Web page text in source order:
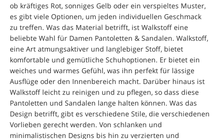
ob kräftiges Rot, sonniges Gelb oder ein verspieltes Muster,
es gibt viele Optionen, um jeden individuellen Geschmack
zu treffen. Was das Material betrifft, ist Walkstoff eine
beliebte Wahl für Damen Pantoletten & Sandalen. Walkstoff,
eine Art atmungsaktiver und langlebiger Stoff, bietet
komfortable und gemütliche Schuhoptionen. Er bietet ein
weiches und warmes Gefühl, was ihn perfekt für lässige
Ausflüge oder den Innenbereich macht. Darüber hinaus ist
Walkstoff leicht zu reinigen und zu pflegen, so dass diese
Pantoletten und Sandalen lange halten können. Was das
Design betrifft, gibt es verschiedene Stile, die verschiedenen
Vorlieben gerecht werden. Von schlanken und
minimalistischen Designs bis hin zu verzierten und